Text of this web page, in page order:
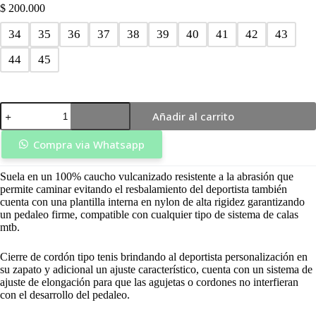
$ 200.000
34 35 36 37 38 39 40 41 42
43
44
45
Zapatilla
Mtb
Kord
Blanca
-
cantidad
Añadir al carrito
Compra via Whatsapp
Suela en un 100% caucho vulcanizado resistente a la abrasión que
permite caminar evitando el resbalamiento del deportista también
cuenta con una plantilla interna en nylon de alta rigidez garantizando
un pedaleo firme, compatible con cualquier tipo de sistema de calas
mtb.
Cierre de cordón tipo tenis brindando al deportista personalización en
su zapato y adicional un ajuste característico, cuenta con un sistema de
ajuste de elongación para que las agujetas o cordones no interfieran
con el desarrollo del pedaleo.